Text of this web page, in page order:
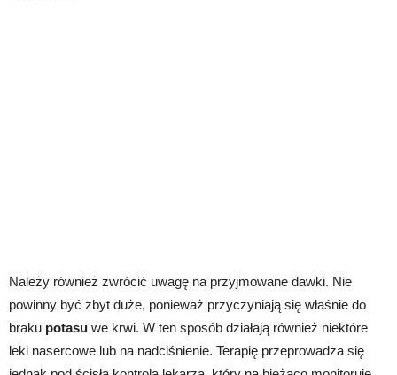
Należy również zwrócić uwagę na przyjmowane dawki. Nie
powinny być zbyt duże, ponieważ przyczyniają się właśnie do
braku potasu we krwi. W ten sposób działają również niektóre
leki nasercowe lub na nadciśnienie. Terapię przeprowadza się